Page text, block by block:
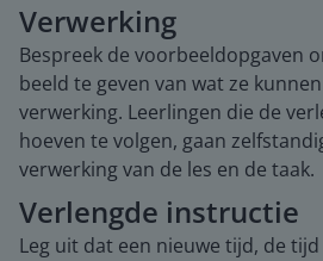
Verwerking
Bespreek de voorbeeldopgaven
beeld te geven van wat ze
verwerking. Leerlingen die de
hoeven te volgen, gaan
verwerking van de les en de taak.
Verlengde instructie
Leg uit dat een nieuwe tijd, de